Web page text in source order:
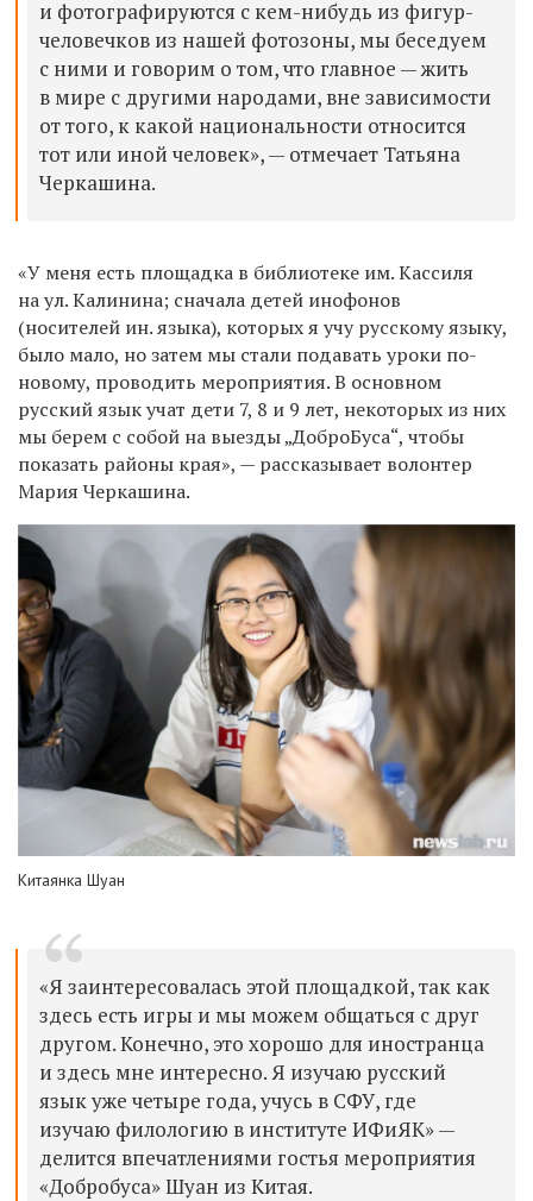
и фотографируются с кем-нибудь из фигур-
человечков из нашей фотозоны, мы беседуем
с ними и говорим о том, что главное — жить
в мире с другими народами, вне зависимости
от того, к какой национальности относится
тот или иной человек», — отмечает Татьяна
Черкашина.
«У меня есть площадка в библиотеке им. Кассиля
на ул. Калинина; сначала детей инофонов
(носителей ин. языка), которых я учу русскому языку,
было мало, но затем мы стали подавать уроки по-
новому, проводить мероприятия. В основном
русский язык учат дети 7, 8 и 9 лет, некоторых из них
мы берем с собой на выезды „ДоброБуса“, чтобы
показать районы края», — рассказывает волонтер
Мария Черкашина.
Китаянка Шуан
«Я заинтересовалась этой площадкой, так как
здесь есть игры и мы можем общаться с друг
другом. Конечно, это хорошо для иностранца
и здесь мне интересно. Я изучаю русский
язык уже четыре года, учусь в СФУ, где
изучаю филологию в институте ИФиЯК» —
делится впечатлениями гостья мероприятия
«Добробуса» Шуан из Китая.